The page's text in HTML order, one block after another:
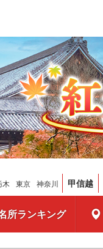
木 東京 神奈川 甲信越
所ランキング